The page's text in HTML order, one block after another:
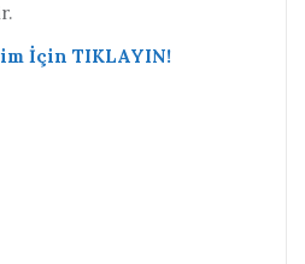
İçin TIKLAYIN!